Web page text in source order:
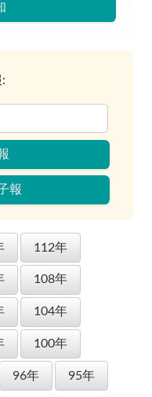
報
112年
108年
104年
100年
96年 95年